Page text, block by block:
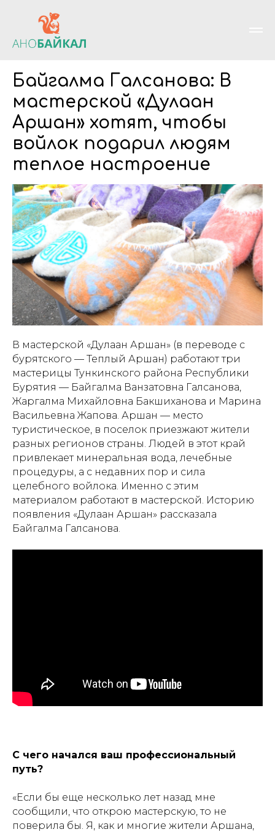
Байгалма Галсанова: В
мастерской «Дулаан
Аршан» хотят, чтобы
войлок подарил людям
теплое настроение
В мастерской «Дулаан Аршан» (в переводе с
бурятского — Теплый Аршан) работают три
мастерицы Тункинского района Республики
Бурятия — Байгалма Ванзатовна Галсанова,
Жаргалма Михайловна Бакшиханова и Марина
Васильевна Жапова. Аршан — место
туристическое, в поселок приезжают жители
разных регионов страны. Людей в этот край
привлекает минеральная вода, лечебные
процедуры, а с недавних пор и сила
целебного войлока. Именно с этим
материалом работают в мастерской. Историю
появления «Дулаан Аршан» рассказала
Байгалма Галсанова.
С чего начался ваш профессиональный
путь?
«Если бы еще несколько лет назад мне
сообщили, что открою мастерскую, то не
поверила бы. Я, как и многие жители Аршана,